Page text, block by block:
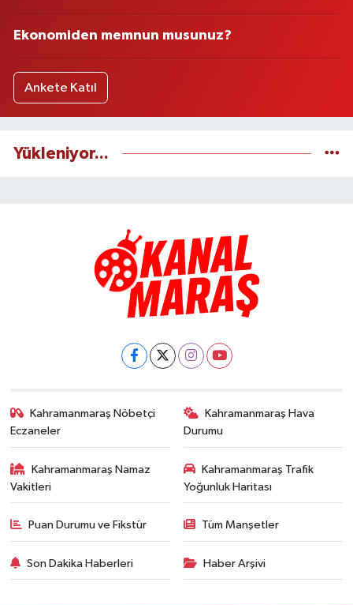
Ekonomiden memnun musunuz?
Ankete Katıl
Yükleniyor...
Kahramanmaraş Nöbetçi
Eczaneler
Kahramanmaraş Hava
Durumu
Kahramanmaraş Namaz
Vakitleri
Kahramanmaraş Trafik
Yoğunluk Haritası
Puan Durumu ve Fikstür Tüm Manşetler
Son Dakika Haberleri Haber Arşivi